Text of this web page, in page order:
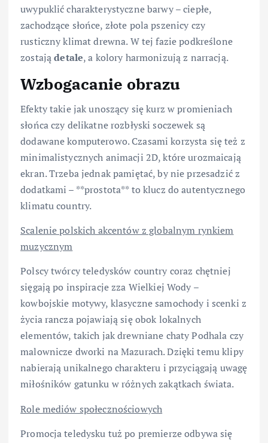
uwypuklić charakterystyczne barwy – ciepłe,
zachodzące słońce, złote pola pszenicy czy
rusticzny klimat drewna. W tej fazie podkreślone
zostajądetale, a kolory harmonizują z narracją.
Wzbogacanie obrazu
Efekty takie jak unoszący się kurz w promieniach
słońca czy delikatne rozbłyski soczewek są
dodawane komputerowo. Czasami korzysta się też z
minimalistycznych animacji 2D, które urozmaicają
ekran. Trzeba jednak pamiętać, by nie przesadzić z
dodatkami – **prostota** to klucz do autentycznego
klimatu country.
Scalenie polskich akcentów z globalnym rynkiem
muzycznym
Polscy twórcy teledysków country coraz chętniej
sięgają po inspiracje zza Wielkiej Wody –
kowbojskie motywy, klasyczne samochody i scenki z
życia rancza pojawiają się obok lokalnych
elementów, takich jak drewniane chaty Podhala czy
malownicze dworki na Mazurach. Dzięki temu klipy
nabierają unikalnego charakteru i przyciągają uwagę
miłośników gatunku w różnych zakątkach świata.
Role mediów społecznościowych
Promocja teledysku tuż po premierze odbywa się